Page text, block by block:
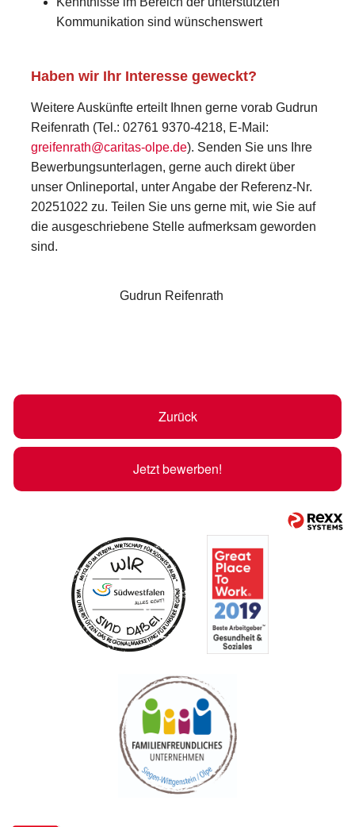
Kommunikation sind wünschenswert
Haben wir Ihr Interesse geweckt?
Weitere Auskünfte erteilt Ihnen gerne vorab Gudrun
Reifenrath (Tel.: 02761 9370-4218, E-Mail:
greifenrath@caritas-olpe.de). Senden Sie uns Ihre
Bewerbungsunterlagen, gerne auch direkt über
unser Onlineportal, unter Angabe der Referenz-Nr.
20251022 zu. Teilen Sie uns gerne mit, wie Sie auf
die ausgeschriebene Stelle aufmerksam geworden
sind.
Gudrun Reifenrath
Zurück
Jetzt bewerben!